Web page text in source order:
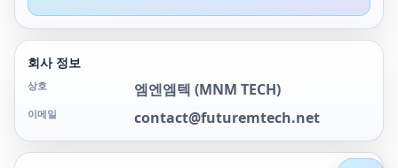
회사 정보
상호 엠엔엠텍 (MNM TECH)
이메일 contact@futuremtech.net